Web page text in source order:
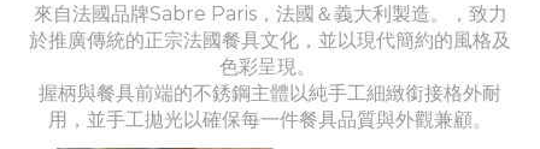
來自法國品牌Sabre Paris，法國＆義大利製造。，致力
於推廣傳統的正宗法國餐具文化，並以現代簡約的風格及
色彩呈現。
握柄與餐具前端的不銹鋼主體以純手工細緻銜接格外耐
用，並手工拋光以確保每一件餐具品質與外觀兼顧。